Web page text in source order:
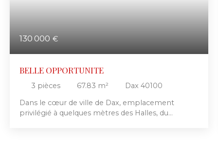
130 000 €
BELLE OPPORTUNITE
3 pièces 67.83 m²
Dax 40100
Dans le cœur de ville de Dax, emplacement
privilégié à quelques mètres des Halles, du